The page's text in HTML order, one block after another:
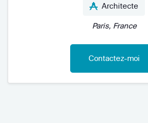
Architecte
Paris, France
Contactez-moi